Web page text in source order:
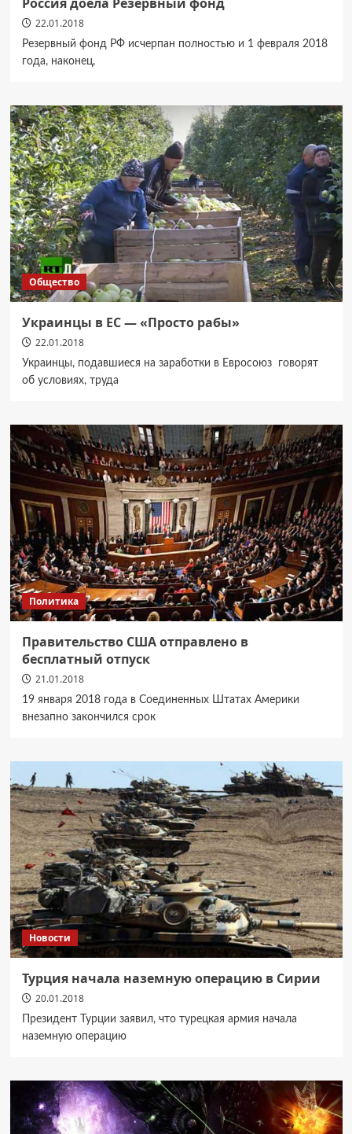
22.01.2018
Резервный фонд РФ исчерпан полностью и 1 февраля 2018
года, наконец,
Общество
Украинцы в ЕС — «Просто рабы»
22.01.2018
Украинцы, подавшиеся на заработки в Евросоюз говорят
об условиях, труда
Политика
Правительство США отправлено в
бесплатный отпуск
21.01.2018
19 января 2018 года в Соединенных Штатах Америки
внезапно закончился срок
Новости
Турция начала наземную операцию в Сирии
20.01.2018
Президент Турции заявил, что турецкая армия начала
наземную операцию